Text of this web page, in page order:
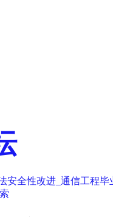
安全性改进_通信工程毕